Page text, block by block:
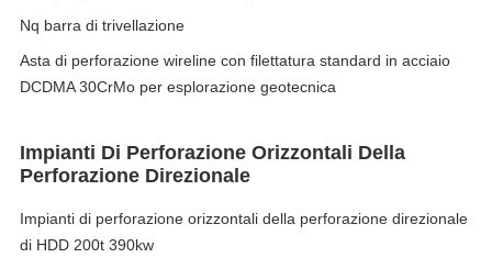
Nq barra di trivellazione
Asta di perforazione wireline con filettatura standard in acciaio
DCDMA 30CrMo per esplorazione geotecnica
Impianti Di Perforazione Orizzontali Della
Perforazione Direzionale
Impianti di perforazione orizzontali della perforazione direzionale
di HDD 200t 390kw